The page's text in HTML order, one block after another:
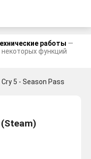
работы —
функций
Cry 5 - Season Pass